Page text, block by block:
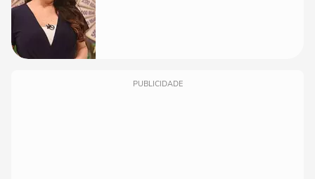
PUBLICIDADE